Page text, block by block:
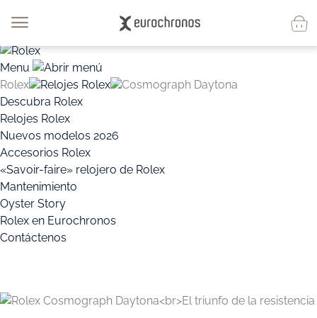
Menu
Rolex
Relojes Rolex
Cosmograph Daytona
Descubra Rolex
Relojes Rolex
Nuevos modelos 2026
Accesorios Rolex
«Savoir-faire» relojero de Rolex
Mantenimiento
Oyster Story
Rolex en Eurochronos
Contáctenos